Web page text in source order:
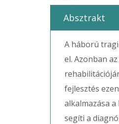
Absztrakt
A háború
el. Azonban
fejlesztés
alkalmazása
segíti a